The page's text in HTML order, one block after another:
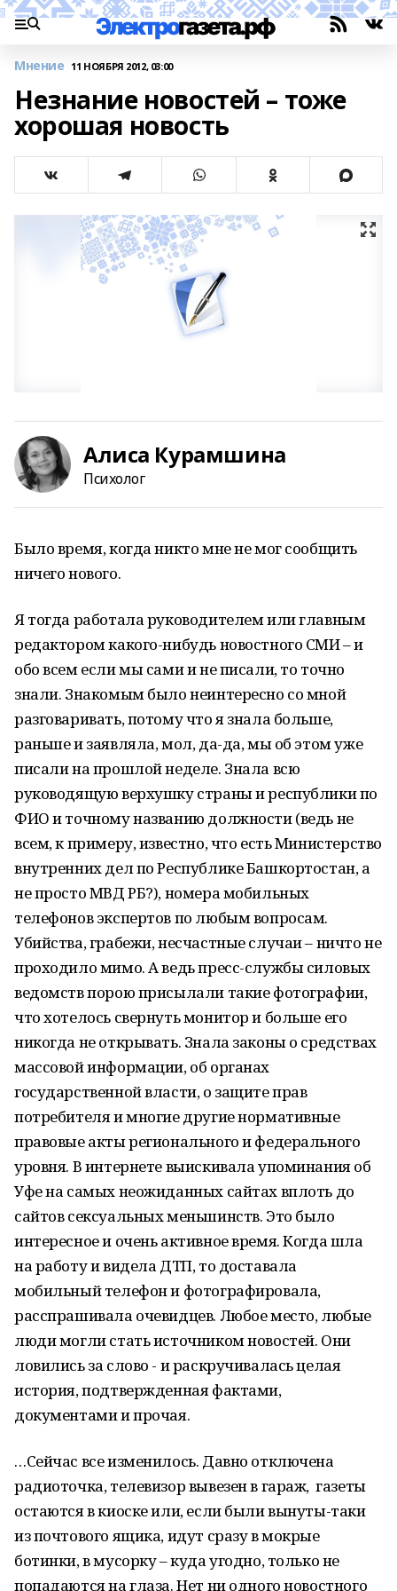
Мнение 11 НОЯБРЯ 2012, 03:00
Незнание новостей – тоже
хорошая новость
Алиса Курамшина
Психолог
Было время, когда никто мне не мог сообщить
ничего нового.
Я тогда работала руководителем или главным
редактором какого-нибудь новостного СМИ – и
обо всем если мы сами и не писали, то точно
знали. Знакомым было неинтересно со мной
разговаривать, потому что я знала больше,
раньше и заявляла, мол, да-да, мы об этом уже
писали на прошлой неделе. Знала всю
руководящую верхушку страны и республики по
ФИО и точному названию должности (ведь не
всем, к примеру, известно, что есть Министерство
внутренних дел по Республике Башкортостан, а
не просто МВД РБ?), номера мобильных
телефонов экспертов по любым вопросам.
Убийства, грабежи, несчастные случаи – ничто не
проходило мимо. А ведь пресс-службы силовых
ведомств порою присылали такие фотографии,
что хотелось свернуть монитор и больше его
никогда не открывать. Знала законы о средствах
массовой информации, об органах
государственной власти, о защите прав
потребителя и многие другие нормативные
правовые акты регионального и федерального
уровня. В интернете выискивала упоминания об
Уфе на самых неожиданных сайтах вплоть до
сайтов сексуальных меньшинств. Это было
интересное и очень активное время. Когда шла
на работу и видела ДТП, то доставала
мобильный телефон и фотографировала,
расспрашивала очевидцев. Любое место, любые
люди могли стать источником новостей. Они
ловились за слово - и раскручивалась целая
история, подтвержденная фактами,
документами и прочая.
…Сейчас все изменилось. Давно отключена
радиоточка, телевизор вывезен в гараж, газеты
остаются в киоске или, если были вынуты-таки
из почтового ящика, идут сразу в мокрые
ботинки, в мусорку – куда угодно, только не
попадаются на глаза. Нет ни одного новостного